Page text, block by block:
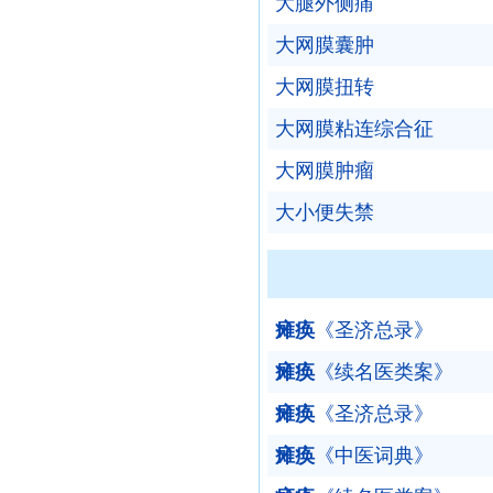
大网膜囊肿
大网膜扭转
大网膜粘连综合征
大网膜肿瘤
大小便失禁
瘫痪《圣济总录》
瘫痪《续名医类案》
瘫痪《圣济总录》
瘫痪《中医词典》